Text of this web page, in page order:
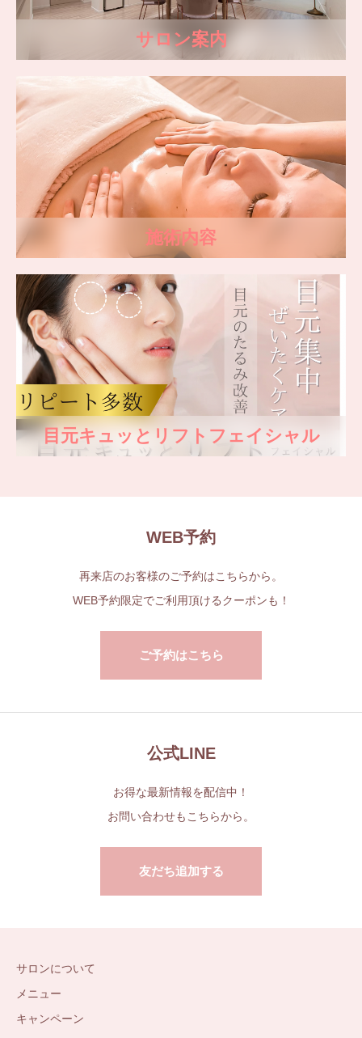
サロン案内
施術内容
目元キュッとリフトフェイシャル
WEB予約
再来店のお客様のご予約はこちらから。
WEB予約限定でご利用頂けるクーポンも！
ご予約はこちら
公式LINE
お得な最新情報を配信中！
お問い合わせもこちらから。
友だち追加する
サロンについて
メニュー
キャンペーン